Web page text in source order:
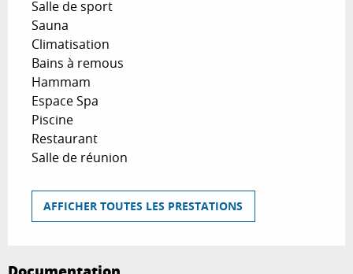
Salle de sport
Sauna
Climatisation
Bains à remous
Hammam
Espace Spa
Piscine
Restaurant
Salle de réunion
AFFICHER TOUTES LES PRESTATIONS